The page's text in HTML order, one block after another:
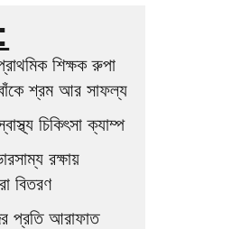
শিক্ষক রুপা
শ্রম আর সাফল্য
চিকিৎসা ক্যাম্প
রক্ষায়
বিতরণ
প্রতি আরাফাত